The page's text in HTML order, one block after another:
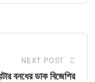
NEXT POST
বনধের ডাক বিজেপির